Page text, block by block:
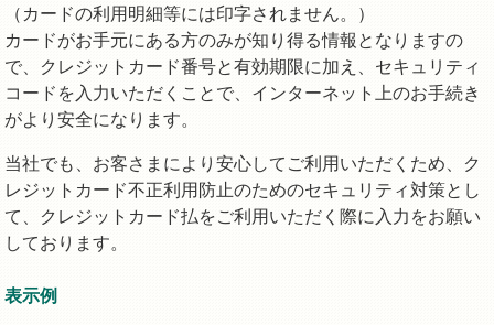
（カードの利用明細等には印字されません。）
カードがお手元にある方のみが知り得る情報となりますの
で、クレジットカード番号と有効期限に加え、セキュリティ
コードを入力いただくことで、インターネット上のお手続き
がより安全になります。
当社でも、お客さまにより安心してご利用いただくため、ク
レジットカード不正利用防止のためのセキュリティ対策とし
て、クレジットカード払をご利用いただく際に入力をお願い
しております。
表示例